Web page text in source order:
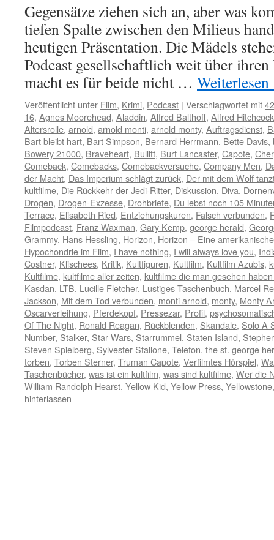
Gegensätze ziehen sich an, aber was
tiefen Spalte zwischen den Milieus
heutigen Präsentation. Die Mädels
Podcast gesellschaftlich weit über
macht es für beide nicht … Weiterlesen
Veröffentlicht unter Film, Krimi, Podcast | Verschlagwortet mit
16, Agnes Moorehead, Aladdin, Alfred Balthoff, Alfred Hitchcock
Altersrolle, arnold, arnold monti, arnold monty, Auftragsdienst,
Bart bleibt hart, Bart Simpson, Bernard Herrmann, Bette Davis,
Bowery 21000, Braveheart, Bullitt, Burt Lancaster, Capote, Cher
Comeback, Comebacks, Comebackversuche, Company Men,
der Macht, Das Imperium schlägt zurück, Der mit dem Wolf
kultfilme, Die Rückkehr der Jedi-Ritter, Diskussion, Diva,
Drogen, Drogen-Exzesse, Drohbriefe, Du lebst noch 105
Terrace, Elisabeth Ried, Entziehungskuren, Falsch verbunden,
Filmpodcast, Franz Waxman, Gary Kemp, george herald,
Grammy, Hans Hessling, Horizon, Horizon – Eine
Hypochondrie im Film, I have nothing, I will always love you,
Costner, Klischees, Kritik, Kultfiguren, Kultfilm, Kultfilm Azubis,
Kultfilme, kultfilme aller zeiten, kultfilme die man gesehen
Kasdan, LTB, Lucille Fletcher, Lustiges Taschenbuch, Marcel
Jackson, Mit dem Tod verbunden, monti arnold, monty, Monty
Oscarverleihung, Pferdekopf, Pressezar, Profil,
Of The Night, Ronald Reagan, Rückblenden, Skandale, Solo A
Number, Stalker, Star Wars, Starrummel, Staten Island,
Steven Spielberg, Sylvester Stallone, Telefon, the st. george
torben, Torben Sterner, Truman Capote, Verfilmtes Hörspiel,
Taschenbücher, was ist ein kultfilm, was sind kultfilme, Wer die
William Randolph Hearst, Yellow Kid, Yellow Press, Yellowstone
hinterlassen